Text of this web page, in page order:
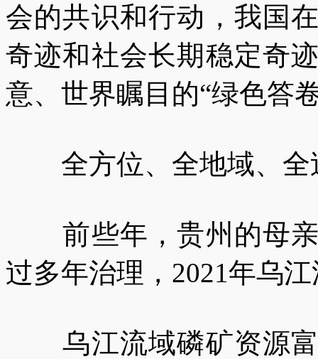
会的共识和行动，我国
奇迹和社会长期稳定奇
意、世界瞩目的“绿色答
全方位、全地域、全
前些年，贵州的母亲
过多年治理，2021年乌
乌江流域磷矿资源富